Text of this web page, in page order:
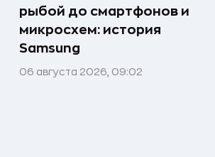
рыбой до смартфонов и
микросхем: история
Samsung
06 августа 2026, 09:02